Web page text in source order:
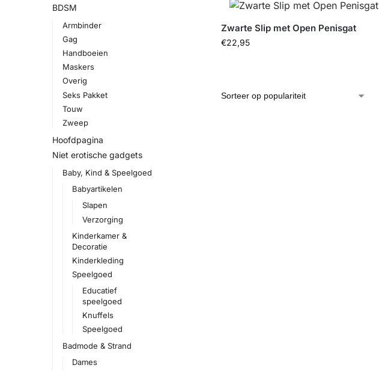
Zwarte Slip met Open Penisgat
€22,95
BDSM
Armbinder
Gag
Handboeien
Maskers
Overig
Seks Pakket
Touw
Zweep
Hoofdpagina
Niet erotische gadgets
Baby, Kind & Speelgoed
Babyartikelen
Slapen
Verzorging
Kinderkamer &
Decoratie
Kinderkleding
Speelgoed
Educatief
speelgoed
Knuffels
Speelgoed
Badmode & Strand
Dames